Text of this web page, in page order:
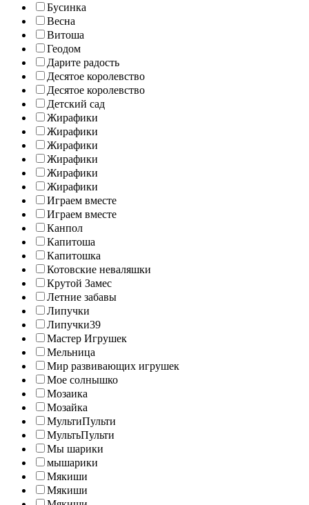
Бусинка
Весна
Витоша
Геодом
Дарите радость
Десятое королевство
Десятое королевство
Детский сад
Жирафики
Жирафики
Жирафики
Жирафики
Жирафики
Жирафики
Играем вместе
Играем вместе
Канпол
Капитоша
Капитошка
Котовские неваляшки
Крутой Замес
Летние забавы
Липучки
Липучки39
Мастер Игрушек
Мельница
Мир развивающих игрушек
Мое солнышко
Мозаика
Мозайка
МультиПульти
МультьПульти
Мы шарики
мышарики
Мякиши
Мякиши